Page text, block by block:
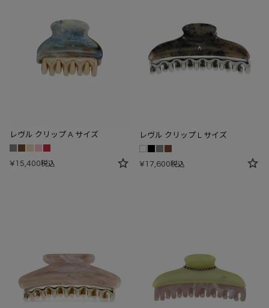
レヴル クリップ A サイズ
¥ 15,400税込
レヴル クリップ L サイズ
¥ 17,600税込